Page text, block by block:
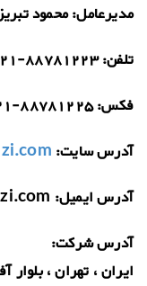
مدیرعامل:محمود
تلفن:88781223
فکس:88781225
آدرس سایت:
آدرس ایمیل:
آدرس شرکت:
ایران ، تهران ، بلوار